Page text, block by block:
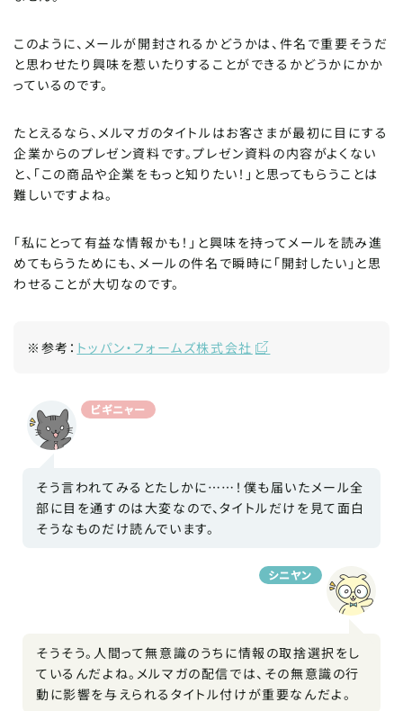
このように、メールが開封されるかどうかは、件名で重要そうだ
と思わせたり興味を惹いたりすることができるかどうかにかか
っているのです。
たとえるなら、メルマガのタイトルはお客さまが最初に目にする
企業からのプレゼン資料です。プレゼン資料の内容がよくない
と、「この商品や企業をもっと知りたい！」と思ってもらうことは
難しいですよね。
「私にとって有益な情報かも！」と興味を持ってメールを読み進
めてもらうためにも、メールの件名で瞬時に「開封したい」と思
わせることが大切なのです。
※参考： トッパン・フォームズ株式会社
ビギニャー
そう言われてみるとたしかに……！僕も届いたメール全
部に目を通すのは大変なので、タイトルだけを見て面白
そうなものだけ読んでいます。
シニヤン
そうそう。人間って無意識のうちに情報の取捨選択をし
ているんだよね。メルマガの配信では、その無意識の行
動に影響を与えられるタイトル付けが重要なんだよ。